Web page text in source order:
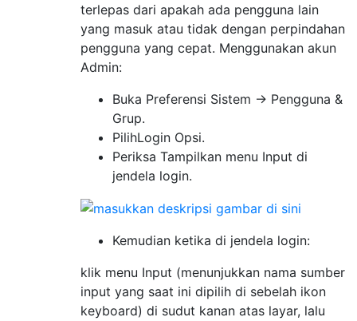
terlepas dari apakah ada pengguna lain
yang masuk atau tidak dengan perpindahan
pengguna yang cepat. Menggunakan akun
Admin:
Buka Preferensi Sistem -> Pengguna &
Grup.
PilihLogin Opsi.
Periksa Tampilkan menu Input di
jendela login.
Kemudian ketika di jendela login:
klik menu Input (menunjukkan nama sumber
input yang saat ini dipilih di sebelah ikon
keyboard) di sudut kanan atas layar, lalu